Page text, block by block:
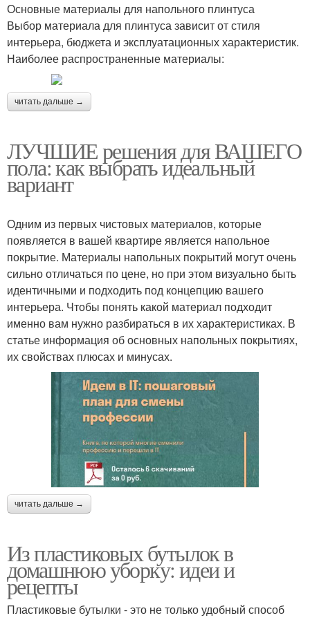
Основные материалы для напольного плинтуса
Выбор материала для плинтуса зависит от стиля
интерьера, бюджета и эксплуатационных характеристик.
Наиболее распространенные материалы:
читать дальше →
ЛУЧШИЕ решения для ВАШЕГО
пола: как выбрать идеальный
вариант
Одним из первых чистовых материалов, которые
появляется в вашей квартире является напольное
покрытие. Материалы напольных покрытий могут очень
сильно отличаться по цене, но при этом визуально быть
идентичными и подходить под концепцию вашего
интерьера. Чтобы понять какой материал подходит
именно вам нужно разбираться в их характеристиках. В
статье информация об основных напольных покрытиях,
их свойствах плюсах и минусах.
читать дальше →
Из пластиковых бутылок в
домашнюю уборку: идеи и
рецепты
Пластиковые бутылки - это не только удобный способ